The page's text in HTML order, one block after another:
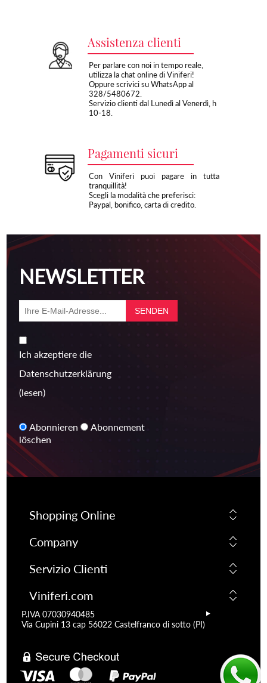
Assistenza clienti
Per parlare con noi in tempo reale,
utilizza la chat online di Viniferi!
Oppure scrivici su WhatsApp al
328/5480672.
Servizio clienti dal Lunedì al Venerdì, h
10-18.
Pagamenti sicuri
Con Viniferi puoi pagare in tutta
tranquillità!
Scegli la modalità che preferisci:
Paypal, bonifico, carta di credito.
NEWSLETTER
Ich akzeptiere die
Datenschutzerklärung
(lesen)
Abonnieren
Abonnement
löschen
Shopping Online
Company
Servizio Clienti
Viniferi.com
P.IVA 07030940485
Via Cupini 13 cap 56022 Castelfranco di sotto (PI)